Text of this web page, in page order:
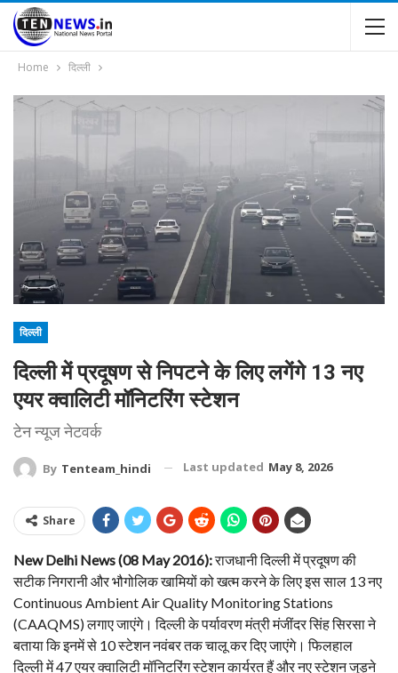
Home दिल्ली
दिल्ली
दिल्ली में प्रदूषण से निपटने के लिए लगेंगे 13 नए
एयर क्वालिटी मॉनिटरिंग स्टेशन
टेन न्यूज नेटवर्क
By Tenteam_hindi Last updated May 8, 2026
Share
New Delhi News (08 May 2016):राजधानी दिल्ली में प्रदूषण की
सटीक निगरानी और भौगोलिक खामियों को खत्म करने के लिए इस साल 13 नए
Continuous Ambient Air Quality Monitoring Stations
(CAAQMS) लगाए जाएंगे। दिल्ली के पर्यावरण मंत्री मंजींदर सिंह सिरसा ने
बताया कि इनमें से 10 स्टेशन नवंबर तक चालू कर दिए जाएंगे। फिलहाल
दिल्ली में 47 एयर क्वालिटी मॉनिटरिंग स्टेशन कार्यरत हैं और नए स्टेशन जुड़ने